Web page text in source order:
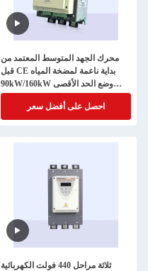
محرك الجهد المتوسط المعتمد من
قبل CE بداية ناعمة لمضخة المياه
90kW/160kW وضع الحد الأقصى
للتيار
احصل على أفضل سعر
ثلاثة مراحل 440 فولت الكهربائية